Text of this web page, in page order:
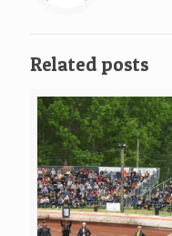
Related posts